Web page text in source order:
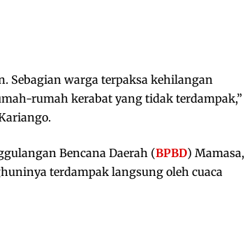
Sebagian warga terpaksa kehilangan
rumah kerabat yang tidak terdampak,”
Bencana Daerah (BPBD) Mamasa,
terdampak langsung oleh cuaca